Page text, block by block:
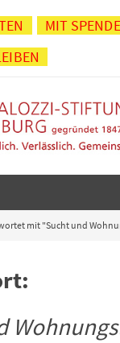
MIT
mit "Sucht und